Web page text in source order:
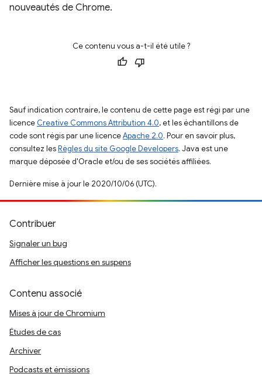
nouveautés de Chrome.
Ce contenu vous a-t-il été utile ?
Sauf indication contraire, le contenu de cette page est régi par une
licence Creative Commons Attribution 4.0, et les échantillons de
code sont régis par une licenceApache 2.0. Pour en savoir plus,
consultez lesRègles du site Google Developers. Java est une
marque déposée d'Oracle et/ou de ses sociétés affiliées.
Dernière mise à jour le 2020/10/06 (UTC).
Contribuer
Signaler un bug
Afficher les questions en suspens
Contenu associé
Mises à jour de Chromium
Études de cas
Archiver
Podcasts et émissions